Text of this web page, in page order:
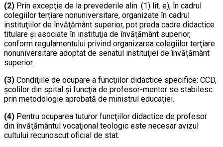
(2) Prin excepţie de la prevederile alin. (1) lit. e), în cadrul
colegiilor terţiare nonuniversitare, organizate în cadrul
instituţiilor de învăţământ superior, pot preda cadre didactice
titulare şi asociate în instituţia de învăţământ superior,
conform regulamentului privind organizarea colegiilor terţiare
nonuniversitare adoptat de senatul instituţiei de învăţământ
superior.
(3) Condiţiile de ocupare a funcţiilor didactice specifice: CCD,
şcolilor din spital şi funcţia de profesor-mentor se stabilesc
prin metodologie aprobată de ministrul educaţiei.
(4) Pentru ocuparea tuturor funcţiilor didactice de profesor
din învăţământul vocaţional teologic este necesar avizul
cultului recunoscut oficial de stat.